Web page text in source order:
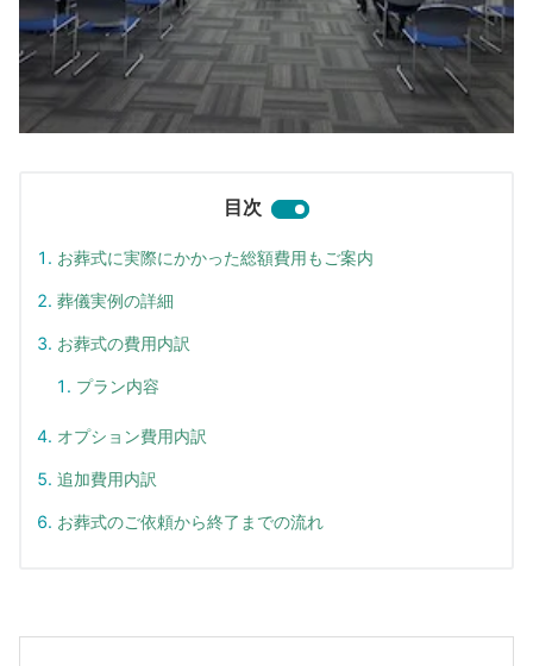
目次
お葬式に実際にかかった総額費用もご案内
葬儀実例の詳細
お葬式の費用内訳
プラン内容
オプション費用内訳
追加費用内訳
お葬式のご依頼から終了までの流れ